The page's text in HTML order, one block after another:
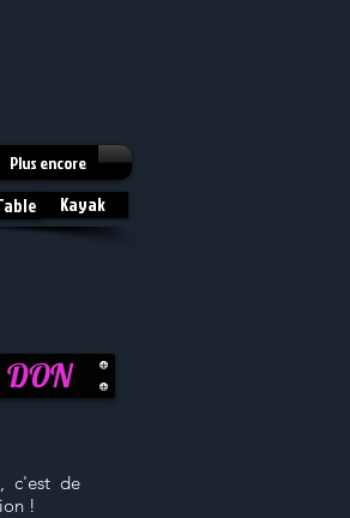
Plus encore
Kayak
DON
c'est de
!